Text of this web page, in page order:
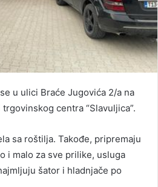
u ulici Braće Jugovića 2/a na
centra “Slavuljica”.
sa roštilja. Takođe, pripremaju
i malo za sve prilike, usluga
šator i hladnjače po